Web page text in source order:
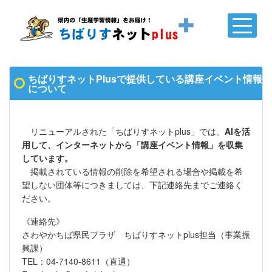
ちばりすネットPlusで提供している講座イベント情報
について
リニューアルされた「ちばりすネットplus」では、 AIを活
用して、インターネットから「講座イベント情報」を収集
しています。
掲載されている情報の削除を希望される場合や掲載を希
望しない団体等につきましては、下記連絡先までご連絡く
ださい。
《連絡先》
さわやかちば県民プラザ ちばりすネットplus担当（事業振
興課）
TEL：04-7140-8611（直通）